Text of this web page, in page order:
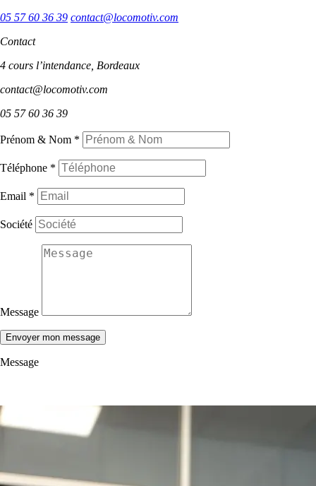
05 57 60 36 39 contact@locomotiv.com
Contact
4 cours l’intendance, Bordeaux
contact@locomotiv.com
05 57 60 36 39
Prénom & Nom *
Téléphone *
Email *
Société
Message
Envoyer mon message
Message